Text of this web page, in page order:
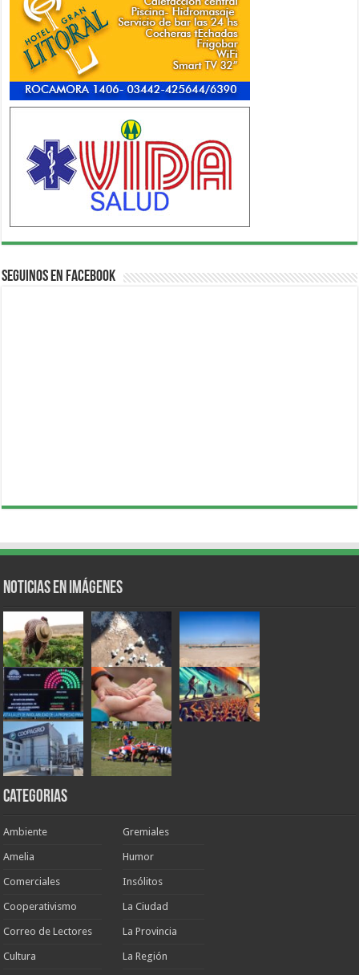
Seguinos en Facebook
Noticias en Imágenes
Categorias
Ambiente
Amelia
Comerciales
Cooperativismo
Correo de Lectores
Cultura
Gremiales
Humor
Insólitos
La Ciudad
La Provincia
La Región